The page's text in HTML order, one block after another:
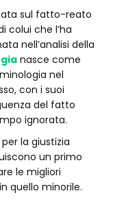
sul fatto-reato
colui che l’ha
nell’analisi della
nasce come
nel
con i suoi
del fatto
ignorata.
la giustizia
un primo
le migliori
quello minorile.